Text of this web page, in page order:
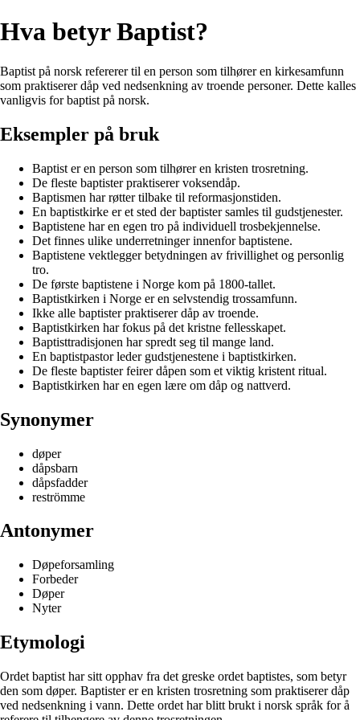
Hva betyr Baptist?
Baptist på norsk refererer til en person som tilhører en kirkesamfunn
som praktiserer dåp ved nedsenkning av troende personer. Dette kalles
vanligvis for baptist på norsk.
Eksempler på bruk
Baptist er en person som tilhører en kristen trosretning.
De fleste baptister praktiserer voksendåp.
Baptismen har røtter tilbake til reformasjonstiden.
En baptistkirke er et sted der baptister samles til gudstjenester.
Baptistene har en egen tro på individuell trosbekjennelse.
Det finnes ulike underretninger innenfor baptistene.
Baptistene vektlegger betydningen av frivillighet og personlig
tro.
De første baptistene i Norge kom på 1800-tallet.
Baptistkirken i Norge er en selvstendig trossamfunn.
Ikke alle baptister praktiserer dåp av troende.
Baptistkirken har fokus på det kristne fellesskapet.
Baptisttradisjonen har spredt seg til mange land.
En baptistpastor leder gudstjenestene i baptistkirken.
De fleste baptister feirer dåpen som et viktig kristent ritual.
Baptistkirken har en egen lære om dåp og nattverd.
Synonymer
døper
dåpsbarn
dåpsfadder
reströmme
Antonymer
Døpeforsamling
Forbeder
Døper
Nyter
Etymologi
Ordet baptist har sitt opphav fra det greske ordet baptistes, som betyr
den som døper. Baptister er en kristen trosretning som praktiserer dåp
ved nedsenkning i vann. Dette ordet har blitt brukt i norsk språk for å